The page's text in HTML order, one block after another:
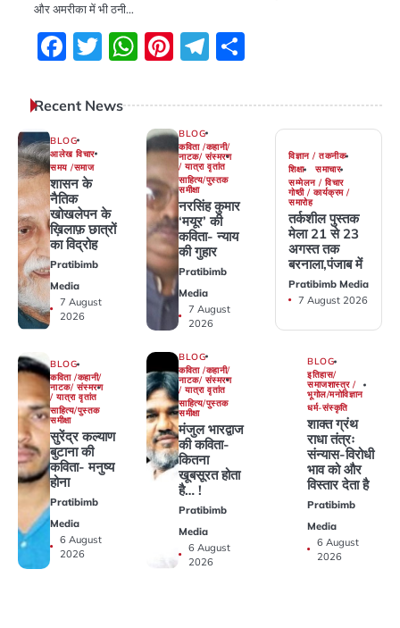
और अमरीका में भी ठनी…
Facebook
Twitter
WhatsApp
Pinterest
Telegram
Recent News
BLOG
आलेख विचार
समय /समाज
शासन के
नैतिक
खोखलेपन के
ख़िलाफ़ छात्रों
का विद्रोह
Pratibimb
Media
7 August
2026
BLOG
कविता /कहानी/
नाटक/ संस्मरण
/ यात्रा वृतांत
साहित्य/पुस्तक
समीक्षा
नरसिंह कुमार
‘मयूर’ की
कविता- न्याय
की गुहार
Pratibimb
Media
7 August
2026
विज्ञान / तकनीक
शिक्षा
समाचार
सम्मेलन / विचार
गोष्ठी / कार्यक्रम /
समारोह
तर्कशील पुस्तक
मेला 21 से 23
अगस्त तक
बरनाला,पंजाब में
Pratibimb Media
7 August 2026
BLOG
कविता /कहानी/
नाटक/ संस्मरण
/ यात्रा वृतांत
साहित्य/पुस्तक
समीक्षा
सुरेंद्र कल्याण
बुटाना की
कविता- मनुष्य
होना
Pratibimb
Media
6 August
2026
BLOG
कविता /कहानी/
नाटक/ संस्मरण
/ यात्रा वृतांत
साहित्य/पुस्तक
समीक्षा
मंजुल भारद्वाज
की कविता-
कितना
खूबसूरत होता
है… !
Pratibimb
Media
6 August
2026
BLOG
इतिहास/
समाजशास्त्र /
भूगोल/मनोविज्ञान
धर्म-संस्कृति
शाक्त ग्रंथ
राधा तंत्रः
संन्यास-विरोधी
भाव को और
विस्तार देता है
Pratibimb
Media
6 August
2026